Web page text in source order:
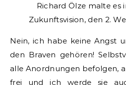
Richard Ölze malte es
Zukunftsvision, den 2.
Nein, ich habe keine Angst
den Braven gehören!
alle Anordnungen befolgen,
frei und ich werde sie